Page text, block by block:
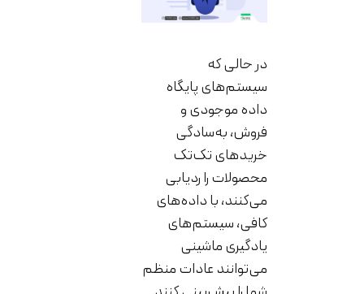
در حالی که
سیستم‌های پایگاه
داده موجودی و
فروش، به‌سادگی
خریدهای تک‌تک
محصولات را ردیابی
می‌کنند، با داده‌های
کافی، سیستم‌های
یادگیری ماشینی
می‌توانند عادات منظم